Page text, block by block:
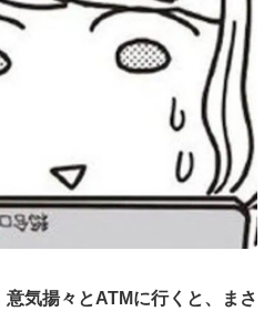
気揚々とATMに行くと、まさ